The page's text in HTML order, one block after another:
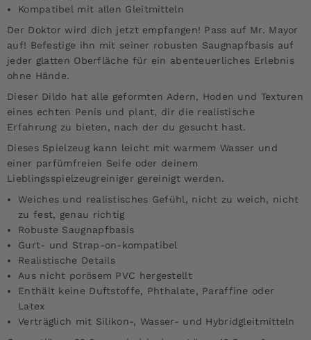
Kompatibel mit allen Gleitmitteln
Der Doktor wird dich jetzt empfangen! Pass auf Mr. Mayor
auf! Befestige ihn mit seiner robusten Saugnapfbasis auf
jeder glatten Oberfläche für ein abenteuerliches Erlebnis
ohne Hände.
Dieser Dildo hat alle geformten Adern, Hoden und Texturen
eines echten Penis und plant, dir die realistische
Erfahrung zu bieten, nach der du gesucht hast.
Dieses Spielzeug kann leicht mit warmem Wasser und
einer parfümfreien Seife oder deinem
Lieblingsspielzeugreiniger gereinigt werden.
Weiches und realistisches Gefühl, nicht zu weich, nicht
zu fest, genau richtig
Robuste Saugnapfbasis
Gurt- und Strap-on-kompatibel
Realistische Details
Aus nicht porösem PVC hergestellt
Enthält keine Duftstoffe, Phthalate, Paraffine oder
Latex
Verträglich mit Silikon-, Wasser- und Hybridgleitmitteln